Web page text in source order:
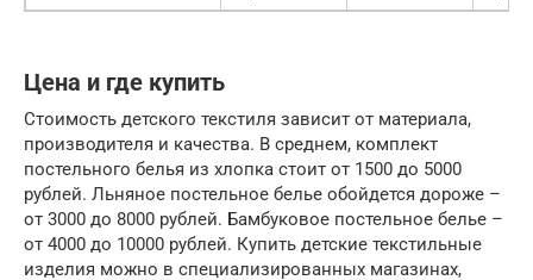
Цена и где купить
Стоимость детского текстиля зависит от материала,
производителя и качества. В среднем, комплект
постельного белья из хлопка стоит от 1500 до 5000
рублей. Льняное постельное белье обойдется дороже –
от 3000 до 8000 рублей. Бамбуковое постельное белье –
от 4000 до 10000 рублей. Купить детские текстильные
изделия можно в специализированных магазинах,